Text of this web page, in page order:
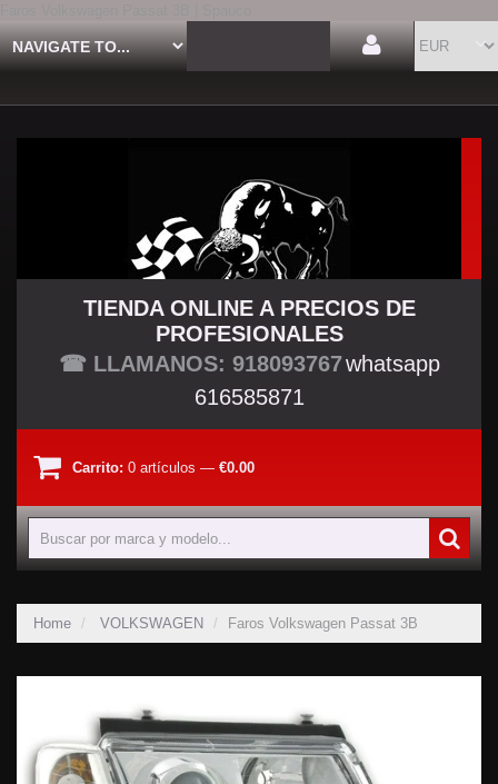
TU TIENDA TUNING
TIENDA ONLINE A PRECIOS DE
PROFESIONALES
☎ LLAMANOS: 918093767whatsapp
616585871
Carrito: 0 artículos — €0.00
Home VOLKSWAGEN Faros Volkswagen Passat 3B